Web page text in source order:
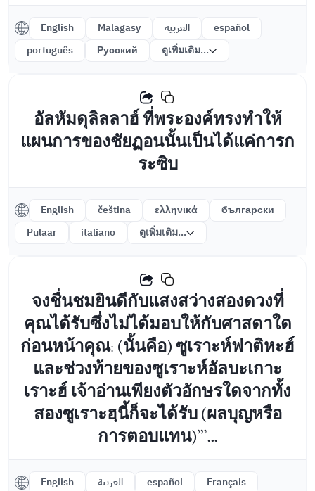
English Malagasy العربية
español
português
Русский ดูเพิ่มเติม...
อัลหัมดุลิลลาฮ์ ที่พระองค์ทรงทำให้
แผนการของชัยฏอนนั้นเป็นได้แค่การก
ระซิบ
English čeština ελληνικά
български
Pulaar
italiano ดูเพิ่มเติม...
จงชื่นชมยินดีกับแสงสว่างสองดวงที่
คุณได้รับซึ่งไม่ได้มอบให้กับศาสดาใด
ก่อนหน้าคุณ: (นั้นคือ) ซูเราะห์ฟาติหะฮ์
และช่วงท้ายของซูเราะห์อัลบะเกาะ
เราะฮ์ เจ้าอ่านเพียงตัวอักษรใดจากทั้ง
สองซูเราะฮฺนี้ก็จะได้รับ (ผลบุญหรือ
การตอบแทน)’”...
English العربية español
Français